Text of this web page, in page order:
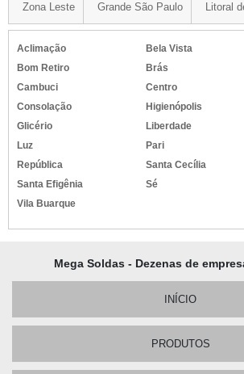
Zona Leste Grande São Paulo Litoral
Aclimação
Bela Vista
Bom Retiro
Brás
Cambuci
Centro
Consolação
Higienópolis
Glicério
Liberdade
Luz
Pari
República
Santa Cecília
Santa Efigênia
Sé
Vila Buarque
Mega Soldas - Dezenas de
INÍCIO
PRODUTOS